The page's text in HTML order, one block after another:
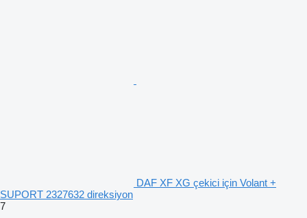
DAF XF XG çekici için Volant +
SUPORT 2327632 direksiyon
7